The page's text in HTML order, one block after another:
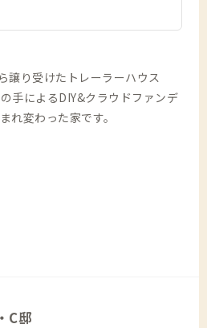
譲り受けたトレーラーハウス
手によるDIY&クラウドファンデ
れ変わった家です。
C邸